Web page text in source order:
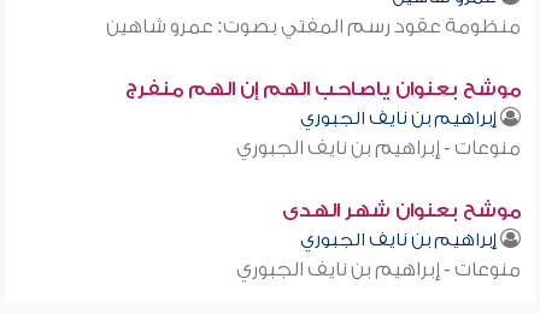
منظومة عقود رسم المفتي بصوت: عمرو شاهين
موشح بعنوان ياصاحب الهم إن الهم منفرج
إبراهيم بن نايف الجبوري
منوعات - إبراهيم بن نايف الجبوري
موشح بعنوان شهر الهدى
إبراهيم بن نايف الجبوري
منوعات - إبراهيم بن نايف الجبوري